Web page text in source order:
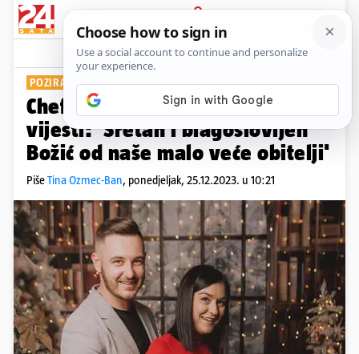
PRIJAVA
Show Komentari
POZIRAO SA SUPRUGOM I SINOM
Chef Stjepan podijelio je sretne
vijesti: 'Sretan i blagoslovljen
Božić od naše malo veće obitelji'
PišeTina Ozmec-Ban, ponedjeljak, 25.12.2023. u 10:21